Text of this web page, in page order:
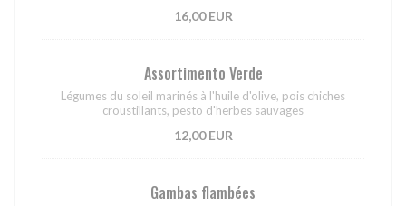
16,00 EUR
Assortimento Verde
Légumes du soleil marinés à l'huile d'olive, pois chiches
croustillants, pesto d'herbes sauvages
12,00 EUR
Gambas flambées